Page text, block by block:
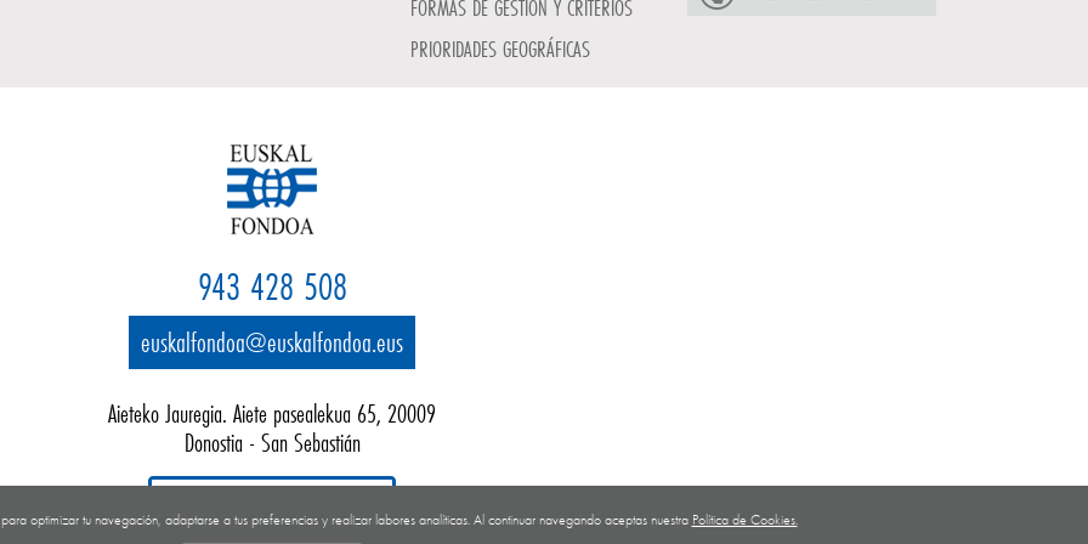
optimizar tu navegación, adaptarse a tus preferencias y realizar labores analíticas. Al continuar navegando aceptas nuestra Política de Cookies.
FORMAS DE GESTIÓN Y CRITERIOS
PRIORIDADES GEOGRÁFICAS
943 428 508
euskalfondoa@euskalfondoa.eus
Aieteko Jauregia. Aiete pasealekua 65, 20009
Donostia - San Sebastián